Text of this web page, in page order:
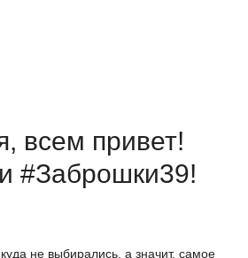
всем привет!
#Заброшки39!
не выбирались, а значит, самое